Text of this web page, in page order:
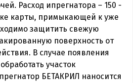
Расход ипрегнатора – 150 -
карты, примыкающей к уже
защитить свежую
поверхность от
В случае появления
участок
БЕТАКРИЛ наносится